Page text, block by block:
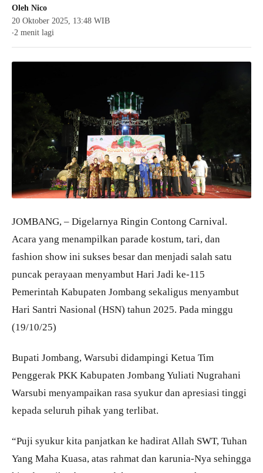
Oleh Nico
20 Oktober 2025, 13:48 WIB
●2 menit lagi
JOMBANG, – Digelarnya Ringin Contong Carnival.
Acara yang menampilkan parade kostum, tari, dan
fashion show ini sukses besar dan menjadi salah satu
puncak perayaan menyambut Hari Jadi ke-115
Pemerintah Kabupaten Jombang sekaligus menyambut
Hari Santri Nasional (HSN) tahun 2025. Pada minggu
(19/10/25)
Bupati Jombang, Warsubi didampingi Ketua Tim
Penggerak PKK Kabupaten Jombang Yuliati Nugrahani
Warsubi menyampaikan rasa syukur dan apresiasi tinggi
kepada seluruh pihak yang terlibat.
“Puji syukur kita panjatkan ke hadirat Allah SWT, Tuhan
Yang Maha Kuasa, atas rahmat dan karunia-Nya sehingga